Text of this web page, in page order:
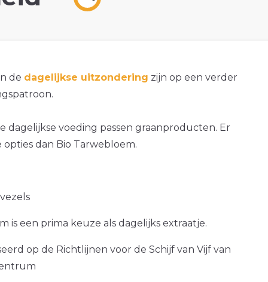
de dagelijkse uitzondering zijn op een verder
dagelijkse voeding passen graanproducten. Er
dan Bio Tarwebloem.
is een prima keuze als dagelijks extraatje.
op de Richtlijnen voor de Schijf van Vijf van